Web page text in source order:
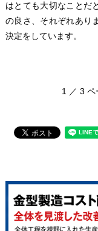
はとても大切なことだ
の良さ、それぞれあり
決定をしています。
1 ／ 3 ペ